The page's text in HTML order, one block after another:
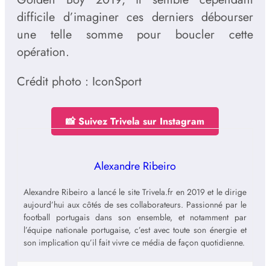
difficile d’imaginer ces derniers débourser
une telle somme pour boucler cette
opération.
Crédit photo : IconSport
📸 Suivez Trivela sur Instagram
Alexandre Ribeiro
Alexandre Ribeiro a lancé le site Trivela.fr en 2019 et le dirige
aujourd’hui aux côtés de ses collaborateurs. Passionné par le
football portugais dans son ensemble, et notamment par
l’équipe nationale portugaise, c’est avec toute son énergie et
son implication qu’il fait vivre ce média de façon quotidienne.